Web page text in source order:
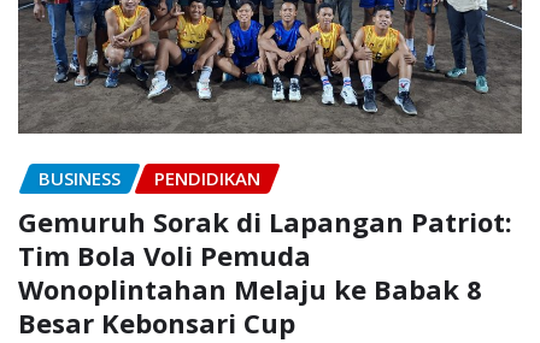
BUSINESS PENDIDIKAN
Gemuruh Sorak di Lapangan Patriot:
Tim Bola Voli Pemuda
Wonoplintahan Melaju ke Babak 8
Besar Kebonsari Cup